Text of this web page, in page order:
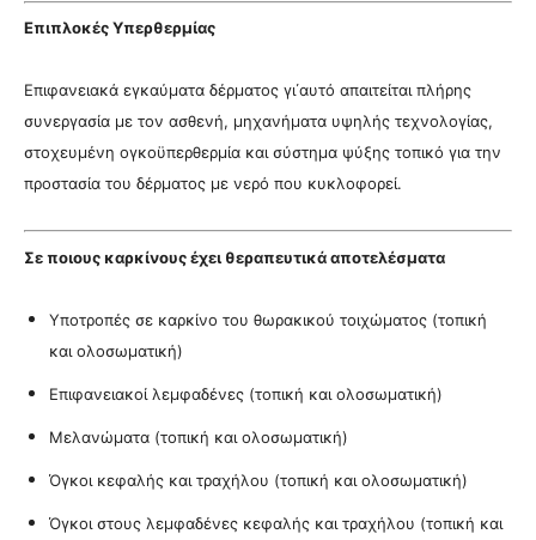
Επιπλοκές Υπερθερμίας
Επιφανειακά εγκαύματα δέρματος γι΄αυτό απαιτείται πλήρης
συνεργασία με τον ασθενή, μηχανήματα υψηλής τεχνολογίας,
στοχευμένη ογκοϋπερθερμία και σύστημα ψύξης τοπικό για την
προστασία του δέρματος με νερό που κυκλοφορεί.
Σε ποιους καρκίνους έχει θεραπευτικά αποτελέσματα
Υποτροπές σε καρκίνο του θωρακικού τοιχώματος (τοπική
και ολοσωματική)
Επιφανειακοί λεμφαδένες (τοπική και ολοσωματική)
Μελανώματα (τοπική και ολοσωματική)
Όγκοι κεφαλής και τραχήλου (τοπική και ολοσωματική)
Όγκοι στους λεμφαδένες κεφαλής και τραχήλου (τοπική και